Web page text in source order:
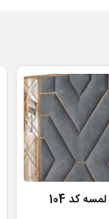
کد 104